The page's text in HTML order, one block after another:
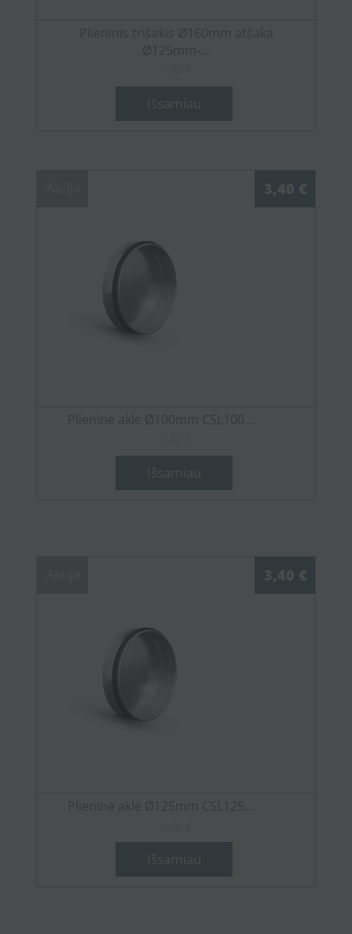
Plieninis trišakis Ø160mm atšaka
Ø125mm-...
Išsamiau
3,40 €
Plieninė aklė Ø100mm CSL100...
Išsamiau
3,40 €
Plieninė aklė Ø125mm CSL125...
Išsamiau